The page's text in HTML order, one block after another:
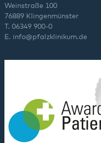
Weinstraße 100
76889 Klingenmünster
T. 06349 900-0
E. info@pfalzklinikum.de